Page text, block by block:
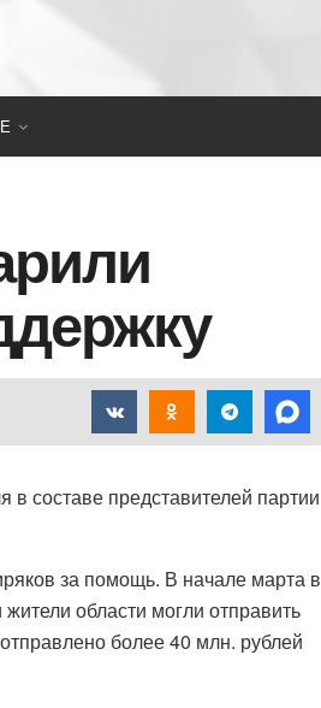
в составе представителей партии
за помощь. В начале марта в
области могли отправить
более 40 млн. рублей